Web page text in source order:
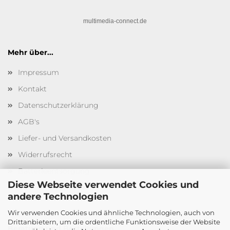
Diese Webseite verwendet Cookies und
andere Technologien
Wir verwenden Cookies und ähnliche Technologien, auch von
Drittanbietern, um die ordentliche Funktionsweise der Website
multimedia-connect.de
Mehr über...
Impressum
Kontakt
Datenschutzerklärung
AGB's
Liefer- und Versandkosten
Widerrufsrecht
Batterieentsorgung
Cookie Einstellungen